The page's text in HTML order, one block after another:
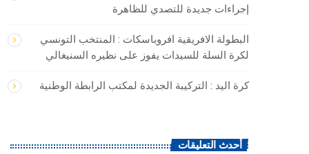
إجراءات جديدة للتصدي للظاهرة
البطولة الافريقية افروباسكات : المنتخب التونسي
لكرة السلة للسيدات يفوز على نظيره السنيغالي
كرة اليد : التركيبة الجديدة لمكتب الرابطة الوطنية
أحدث التعليقات